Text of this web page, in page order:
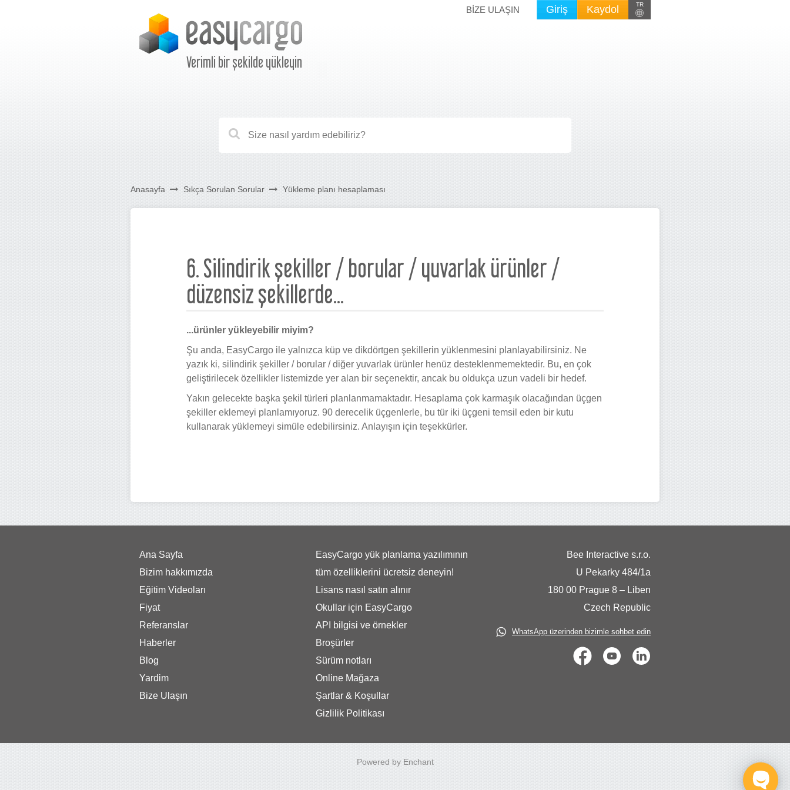
Giriş Kaydol TR
BIZE ULAŞIN
Verimli bir şekilde yükleyin
Anasayfa Sıkça Sorulan Sorular Yükleme planı hesaplaması
6. Silindirik şekiller / borular / yuvarlak ürünler /
düzensiz şekillerde...
...ürünler yükleyebilir miyim?
Şu anda, EasyCargo ile yalnızca küp ve dikdörtgen şekillerin yüklenmesini planlayabilirsiniz. Ne
yazık ki, silindirik şekiller / borular / diğer yuvarlak ürünler henüz desteklenmemektedir. Bu, en çok
geliştirilecek özellikler listemizde yer alan bir seçenektir, ancak bu oldukça uzun vadeli bir hedef.
Yakın gelecekte başka şekil türleri planlanmamaktadır. Hesaplama çok karmaşık olacağından üçgen
şekiller eklemeyi planlamıyoruz. 90 derecelik üçgenlerle, bu tür iki üçgeni temsil eden bir kutu
kullanarak yüklemeyi simüle edebilirsiniz. Anlayışın için teşekkürler.
Ana Sayfa
Bizim hakkımızda
Eğitim Videoları
Fiyat
Referanslar
Haberler
Blog
Yardim
Bize Ulaşın
EasyCargo yük planlama yazılımının
tüm özelliklerini ücretsiz deneyin!
Lisans nasıl satın alınır
Okullar için EasyCargo
API bilgisi ve örnekler
Broşürler
Sürüm notları
Online Mağaza
Şartlar & Koşullar
Gizlilik Politikası
Bee Interactive s.r.o.
U Pekarky 484/1a
180 00 Prague 8 – Liben
Czech Republic
WhatsApp üzerinden bizimle sohbet edin
Powered by Enchant